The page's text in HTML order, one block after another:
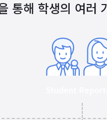
통해 학생의 여러